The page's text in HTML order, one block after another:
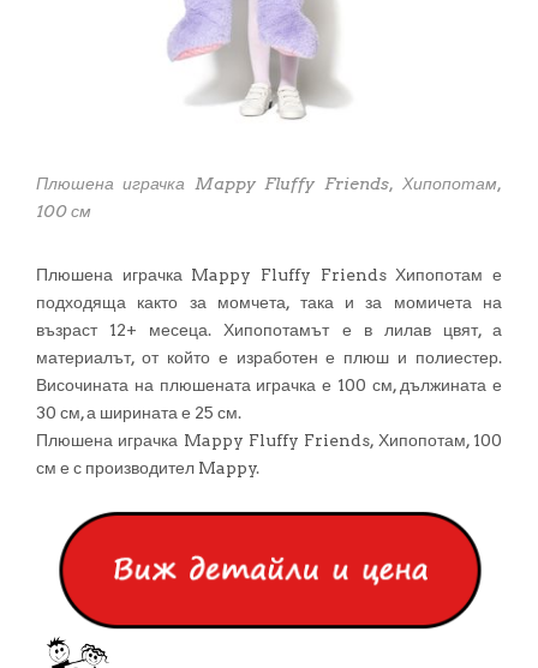
Плюшена играчка Mappy Fluffy Friends, Хипопотам,
100 см
Плюшена играчка Mappy Fluffy Friends Хипопотам е
подходяща както за момчета, така и за момичета на
възраст 12+ месеца. Хипопотамът е в лилав цвят, а
материалът, от който е изработен е плюш и полиестер.
Височината на плюшената играчка е 100 см, дължината е
30 см, а ширината е 25 см.
Плюшена играчка Mappy Fluffy Friends, Хипопотам, 100
см е с производител Mappy.